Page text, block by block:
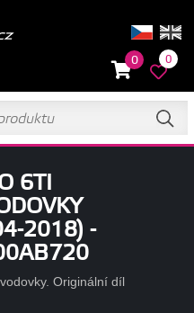
0 0
6TI
2018) -
Originální díl